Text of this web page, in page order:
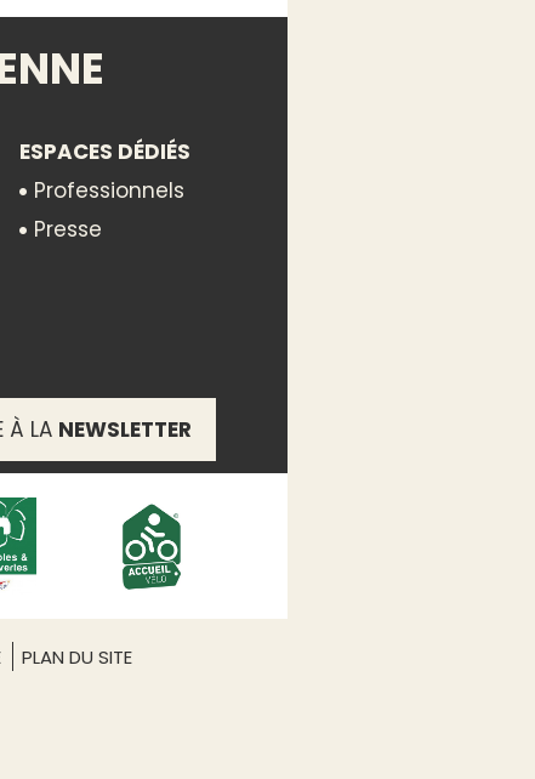
ESPACES DÉDIÉS
Professionnels
Presse
À LA NEWSLETTER
PLAN DU SITE